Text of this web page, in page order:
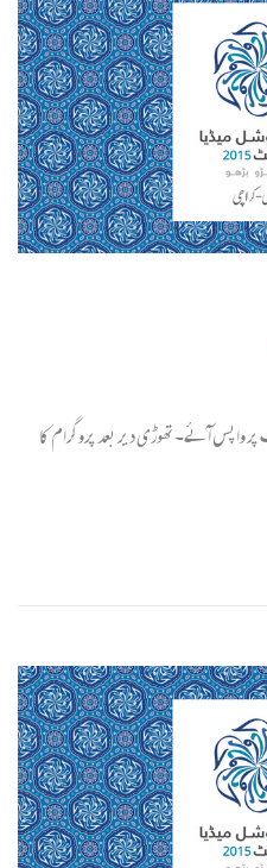
واپس آئے۔تھوڑی دیر بعد پروگرام کا